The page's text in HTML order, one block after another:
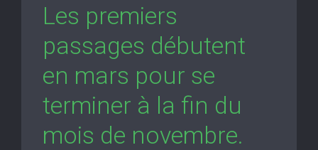
Les premiers
passages débutent
en mars pour se
terminer à la fin du
mois de novembre.